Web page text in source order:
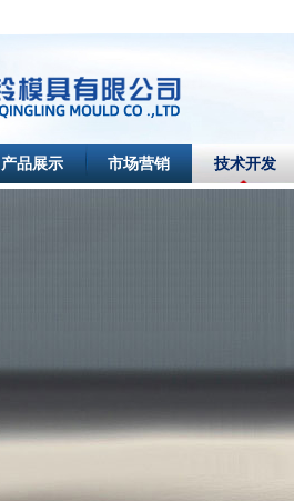
产品展示 市场营销 技术开发